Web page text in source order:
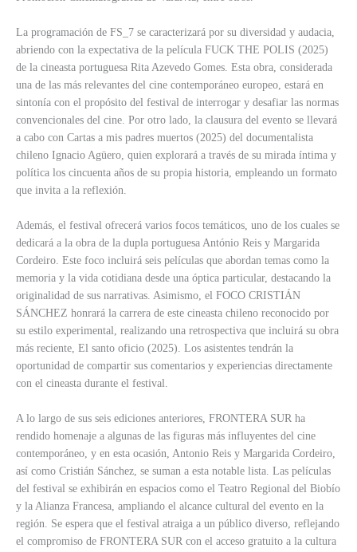
La programación de FS_7 se caracterizará por su diversidad y audacia,
abriendo con la expectativa de la película FUCK THE POLIS (2025)
de la cineasta portuguesa Rita Azevedo Gomes. Esta obra, considerada
una de las más relevantes del cine contemporáneo europeo, estará en
sintonía con el propósito del festival de interrogar y desafiar las normas
convencionales del cine. Por otro lado, la clausura del evento se llevará
a cabo con Cartas a mis padres muertos (2025) del documentalista
chileno Ignacio Agüero, quien explorará a través de su mirada íntima y
política los cincuenta años de su propia historia, empleando un formato
que invita a la reflexión.
Además, el festival ofrecerá varios focos temáticos, uno de los cuales se
dedicará a la obra de la dupla portuguesa António Reis y Margarida
Cordeiro. Este foco incluirá seis películas que abordan temas como la
memoria y la vida cotidiana desde una óptica particular, destacando la
originalidad de sus narrativas. Asimismo, el FOCO CRISTIÁN
SÁNCHEZ honrará la carrera de este cineasta chileno reconocido por
su estilo experimental, realizando una retrospectiva que incluirá su obra
más reciente, El santo oficio (2025). Los asistentes tendrán la
oportunidad de compartir sus comentarios y experiencias directamente
con el cineasta durante el festival.
A lo largo de sus seis ediciones anteriores, FRONTERA SUR ha
rendido homenaje a algunas de las figuras más influyentes del cine
contemporáneo, y en esta ocasión, Antonio Reis y Margarida Cordeiro,
así como Cristián Sánchez, se suman a esta notable lista. Las películas
del festival se exhibirán en espacios como el Teatro Regional del Biobío
y la Alianza Francesa, ampliando el alcance cultural del evento en la
región. Se espera que el festival atraiga a un público diverso, reflejando
el compromiso de FRONTERA SUR con el acceso gratuito a la cultura